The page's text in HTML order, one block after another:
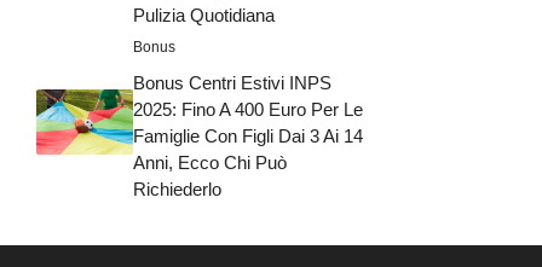
Pulizia Quotidiana
Bonus
Bonus Centri Estivi INPS
2025: Fino A 400 Euro Per Le
Famiglie Con Figli Dai 3 Ai 14
Anni, Ecco Chi Può
Richiederlo